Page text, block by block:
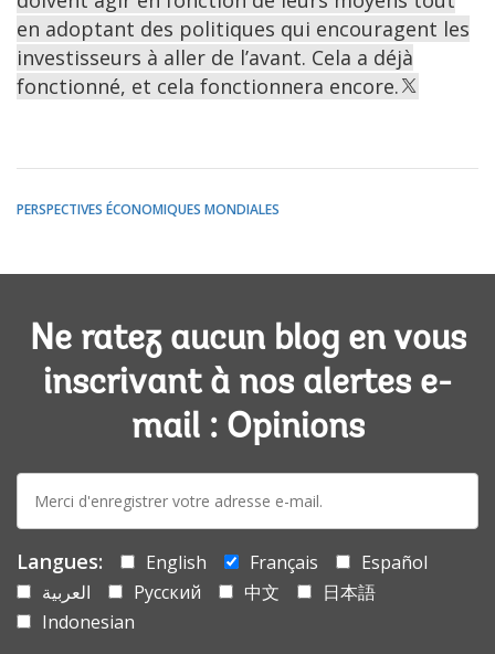
en adoptant des politiques qui encouragent les
investisseurs à aller de l’avant. Cela a déjà
fonctionné, et cela fonctionnera encore.
PERSPECTIVES ÉCONOMIQUES MONDIALES
Ne ratez aucun blog en vous
inscrivant à nos alertes e-
mail : Opinions
mail:
Langues: English Français
Español
العربية
Русский 中文
日本語
Indonesian